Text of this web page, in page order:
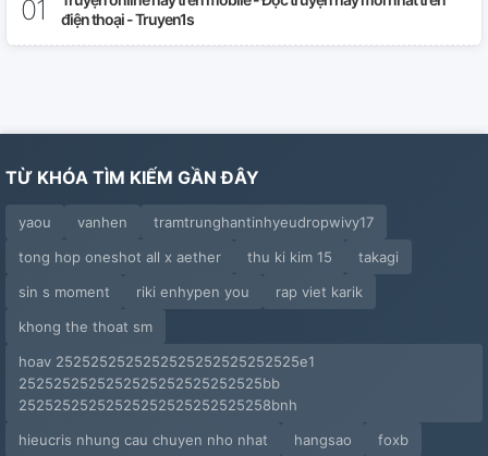
Chương 31
Chương 34
Chương 35
Chương 37
Chương 38
điện thoại - Truyen1s
TỪ KHÓA TÌM KIẾM GẦN ĐÂY
yaou vanhen
tramtrunghantinhyeudropwivy17
tong hop oneshot all x aether
thu ki kim 15
takagi
sin s moment
riki enhypen you
rap viet karik
khong the thoat sm
hoav 2525252525252525252525252525e1
2525252525252525252525252525bb
25252525252525252525252525258bnh
hieucris nhung cau chuyen nho nhat
hangsao foxb